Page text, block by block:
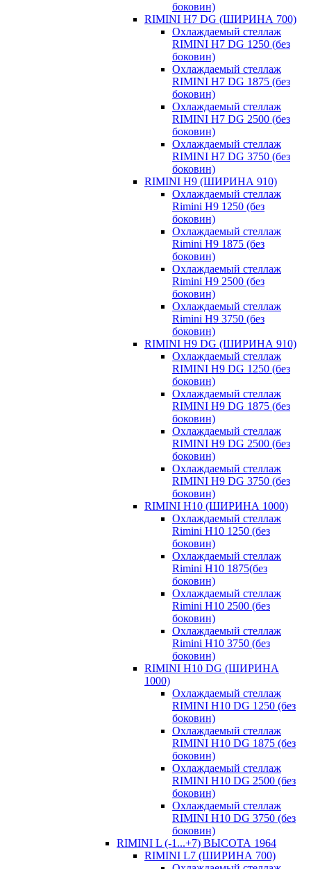
боковин)
RIMINI H7 DG (ШИРИНА 700)
Охлаждаемый стеллаж
RIMINI H7 DG 1250 (без
боковин)
Охлаждаемый стеллаж
RIMINI H7 DG 1875 (без
боковин)
Охлаждаемый стеллаж
RIMINI H7 DG 2500 (без
боковин)
Охлаждаемый стеллаж
RIMINI H7 DG 3750 (без
боковин)
RIMINI H9 (ШИРИНА 910)
Охлаждаемый стеллаж
Rimini H9 1250 (без
боковин)
Охлаждаемый стеллаж
Rimini H9 1875 (без
боковин)
Охлаждаемый стеллаж
Rimini H9 2500 (без
боковин)
Охлаждаемый стеллаж
Rimini H9 3750 (без
боковин)
RIMINI H9 DG (ШИРИНА 910)
Охлаждаемый стеллаж
RIMINI H9 DG 1250 (без
боковин)
Охлаждаемый стеллаж
RIMINI H9 DG 1875 (без
боковин)
Охлаждаемый стеллаж
RIMINI H9 DG 2500 (без
боковин)
Охлаждаемый стеллаж
RIMINI H9 DG 3750 (без
боковин)
RIMINI H10 (ШИРИНА 1000)
Охлаждаемый стеллаж
Rimini H10 1250 (без
боковин)
Охлаждаемый стеллаж
Rimini H10 1875(без
боковин)
Охлаждаемый стеллаж
Rimini H10 2500 (без
боковин)
Охлаждаемый стеллаж
Rimini H10 3750 (без
боковин)
RIMINI H10 DG (ШИРИНА
1000)
Охлаждаемый стеллаж
RIMINI H10 DG 1250 (без
боковин)
Охлаждаемый стеллаж
RIMINI H10 DG 1875 (без
боковин)
Охлаждаемый стеллаж
RIMINI H10 DG 2500 (без
боковин)
Охлаждаемый стеллаж
RIMINI H10 DG 3750 (без
боковин)
RIMINI L (-1...+7) ВЫСОТА 1964
RIMINI L7 (ШИРИНА 700)